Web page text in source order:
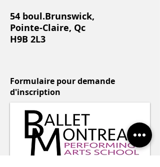
54 boul.Brunswick,
Pointe-Claire, Qc
H9B 2L3
Formulaire pour demande
d'inscription